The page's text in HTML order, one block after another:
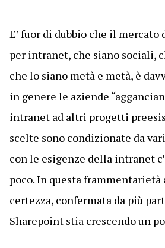
E’ fuor di dubbio che il
per intranet, che siano sociali,
che lo siano metà e metà, è
in genere le aziende
intranet ad altri progetti
scelte sono condizionate da
con le esigenze della intranet
poco. In questa frammentarietà
certezza, confermata da più
Sharepoint stia crescendo un